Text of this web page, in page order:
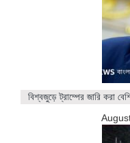
বিশ্বজুড়ে ট্রাম্পের জারি করা